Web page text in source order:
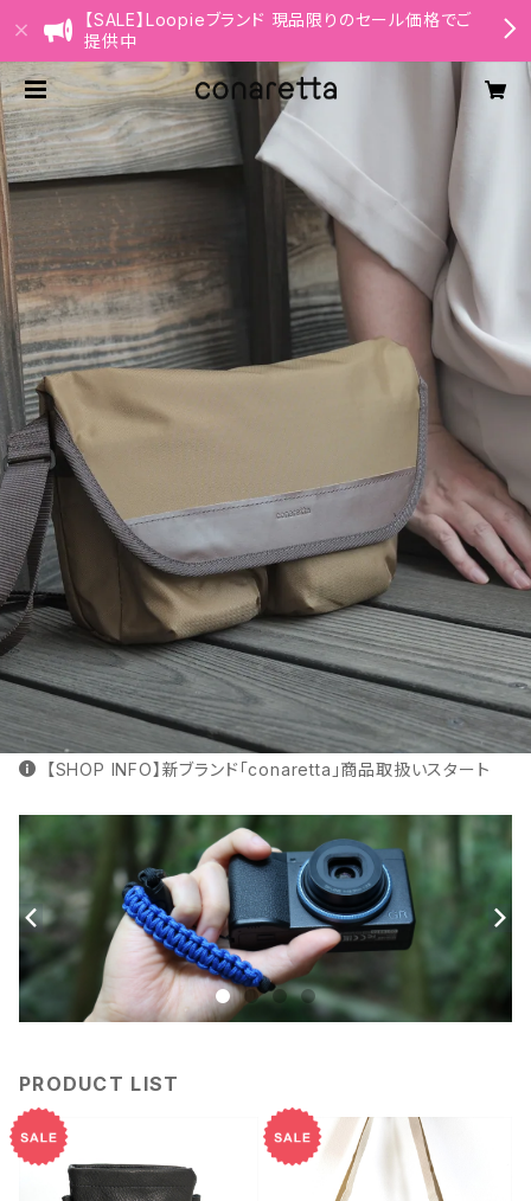
【SALE】Loopieブランド 現品限りのセール価格でご
提供中
【SHOP INFO】新ブランド「conaretta」商品取扱いスタート
PRODUCT LIST